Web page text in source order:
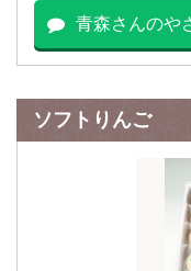
青森さんのや
ソフトりんご